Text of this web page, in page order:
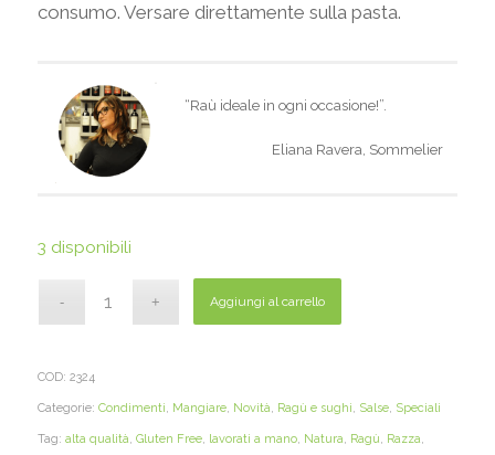
consumo. Versare direttamente sulla pasta.
“Raù ideale in ogni occasione!”.
Eliana Ravera, Sommelier
3 disponibili
Aggiungi al carrello
COD: 2324
Categorie: Condimenti, Mangiare, Novità, Ragù e sughi, Salse, Speciali
Tag: alta qualità, Gluten Free, lavorati a mano, Natura, Ragù, Razza,